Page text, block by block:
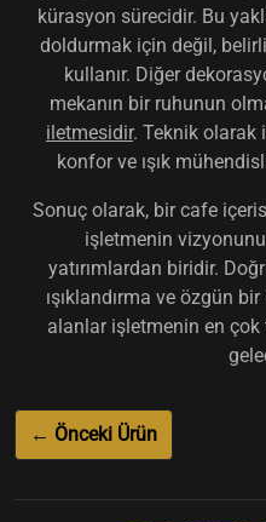
kürasyon sürecidir. Bu
doldurmak için değil,
kullanır. Diğer
mekanın bir ruhunun
iletmesidir. Teknik olarak
konfor ve ışık
Sonuç olarak, bir cafe
işletmenin
yatırımlardan biridir.
ışıklandırma ve özgün
alanlar işletmenin en
← Önceki Ürün